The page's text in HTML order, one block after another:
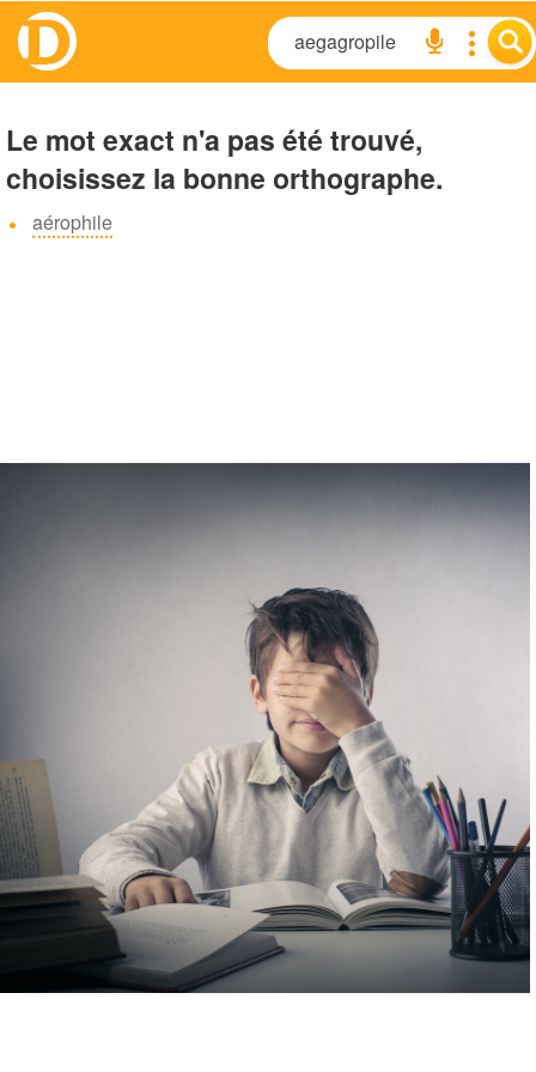
Le mot exact n'a pas été trouvé,
choisissez la bonne orthographe.
aérophile